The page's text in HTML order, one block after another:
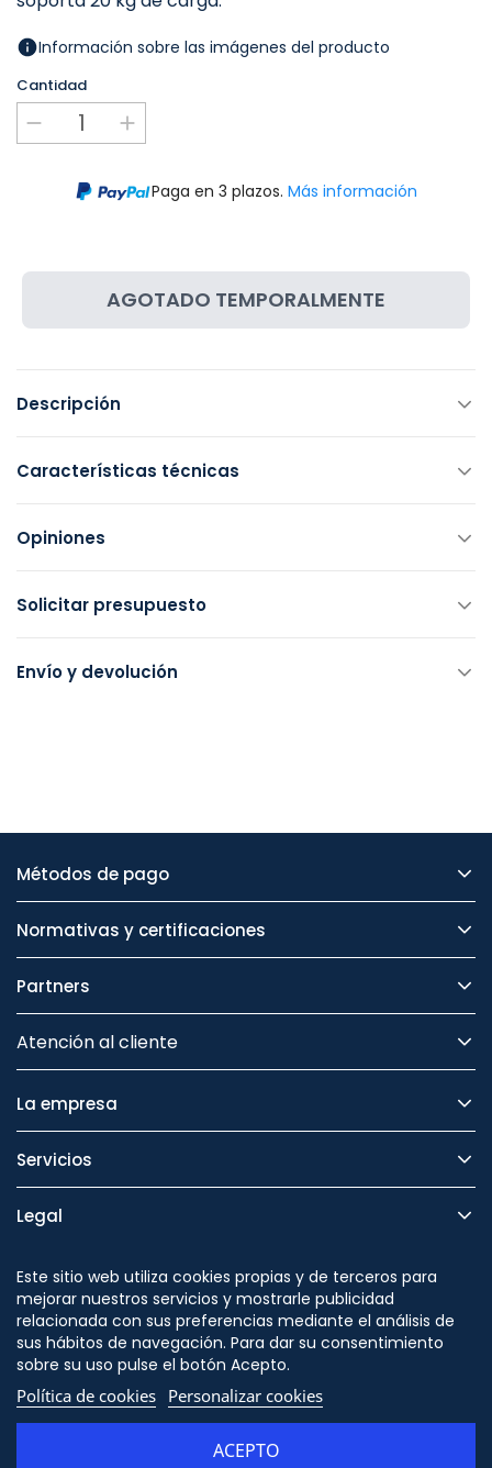
Información sobre las imágenes del producto
Cantidad
Paga en 3 plazos. Más información
AGOTADO TEMPORALMENTE
Descripción
Características técnicas
Opiniones
Solicitar presupuesto
Envío y devolución
Métodos de pago
Normativas y certificaciones
Partners
Atención al cliente
La empresa
Servicios
Legal
Seguridad
Este sitio web utiliza cookies propias y de terceros para
mejorar nuestros servicios y mostrarle publicidad
relacionada con sus preferencias mediante el análisis de
sus hábitos de navegación. Para dar su consentimiento
sobre su uso pulse el botón Acepto.
Política de cookies Personalizar cookies
ACEPTO
Síguenos en